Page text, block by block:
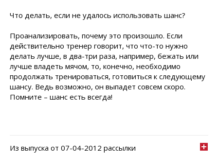
Что делать, если не удалось использовать шанс?
Проанализировать, почему это произошло. Если
действительно тренер говорит, что что-то нужно
делать лучше, в два-три раза, например, бежать или
лучше владеть мячом, то, конечно, необходимо
продолжать тренироваться, готовиться к следующему
шансу. Ведь возможно, он выпадет совсем скоро.
Помните – шанс есть всегда!
Из выпуска от 07-04-2012 рассылки